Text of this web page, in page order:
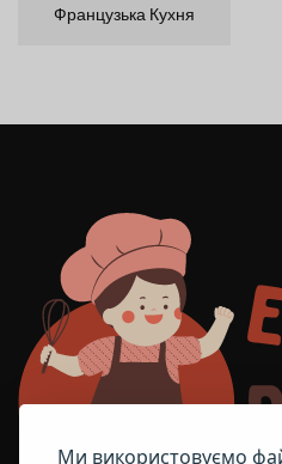
Ми використовуємо
Французька Кухня